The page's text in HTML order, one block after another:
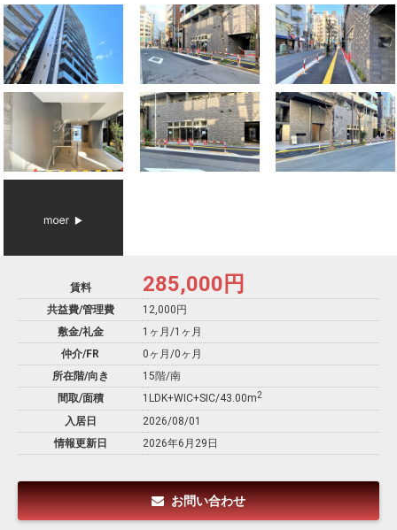
賃料 285,000 円
共益費/管理費
12,000円
敷金/礼金
1ヶ月 /1ヶ月
仲介/FR
0ヶ月 /0ヶ月
所在階/向き
15階/南
間取/面積
1LDK+WIC+SIC/43.00m2
入居日
2026/08/01
情報更新日
2026年6月29日
お問い合わせ